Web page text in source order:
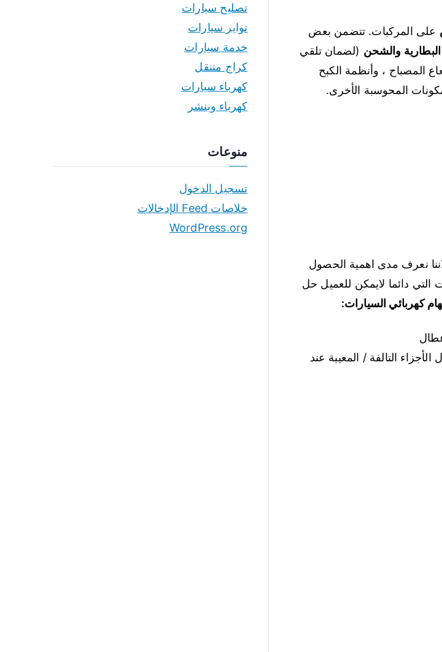
على المركبات. تتضمن بعض
والشحن (لضمان تلقي
المصباح ، وأنظمة الكبح
نعرف مدى اهمية الحصول
دائما لايمكن للعميل حل
كهربائي السيارات:
التالفة / المعيبة عند
تصليح سيارات
تواير سيارات
خدمة سيارات
كراج متنقل
كهرباء سيارات
كهرباء وبنشر
منوعات
تسجيل الدخول
خلاصات Feed الإدخالات
WordPress.org